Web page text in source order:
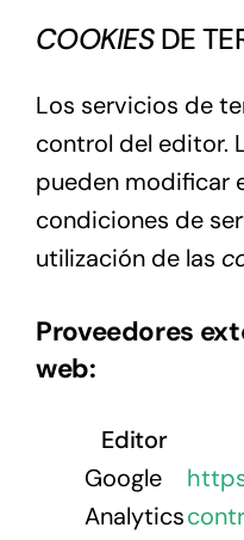
COOKIESDE
Los servicios de
control del editor.
pueden modificar
condiciones de
utilización de las
Proveedores
web:
Editor
Google
Analytics